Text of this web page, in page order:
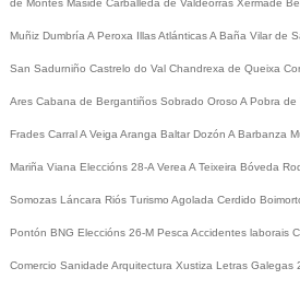
de Montes Maside Carballeda de Valdeorras Xermade
Muñiz Dumbría A Peroxa Illas AtlánticasA Baña Vilar de
San Sadurniño Castrelo do Val Chandrexa de Queixa
Ares Cabana de Bergantiños Sobrado Oroso A Pobra de
Frades CarralA Veiga Aranga Baltar Dozón A Barbanza
Mariña Viana Eleccións 28-A Verea A Teixeira Bóveda
Somozas Láncara Riós Turismo Agolada Cerdido
Pontón BNG Eleccións 26-M Pesca Accidentes laborais
Comercio Sanidade Arquitectura Xustiza Letras Galegas